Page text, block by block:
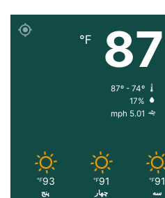
87
℉
87º - 74º
17%
5.01 mph
91
℉
سه
91
℉
چهار
93
℉
پنج